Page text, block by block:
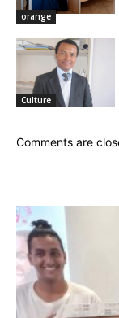
orange
Culture
Comments are